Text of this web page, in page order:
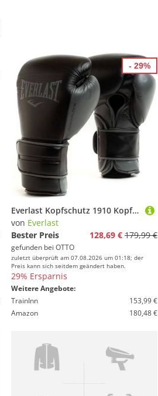
Everlast Kopfschutz 1910 Kopfschutz
von Everlast
Bester Preis
128,69 € 179,99 €
gefunden bei OTTO
zuletzt überprüft am 07.08.2026 um 01:18; der
Preis kann sich seitdem geändert haben.
29% Ersparnis
Weitere Angebote:
TrainInn
153,99 €
Amazon
180,48 €
- 29%